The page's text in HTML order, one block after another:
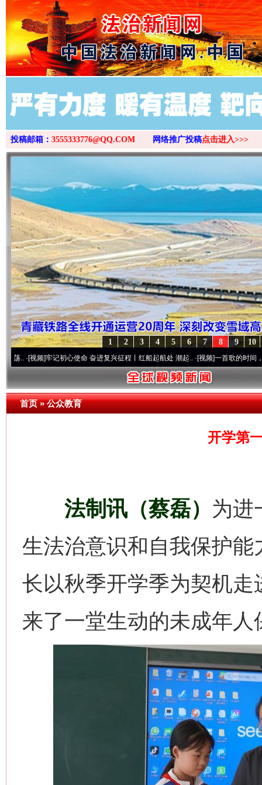
>
投稿邮箱： 3555333776@QQ.COM 网络推广投稿点击进入>>>
10
9
8
7
6
5
4
3
2
1
牢记初心使命 奋进复兴征程丨红船起航处 潮起..·[视频]一首歌的时间，读懂乐至的
首页»公众教育
开学第
法制讯（蔡磊） 为进
生法治意识和自我保护
长以秋季开学季为契机
来了一堂生动的未成年人
网上购药对药下症？
今